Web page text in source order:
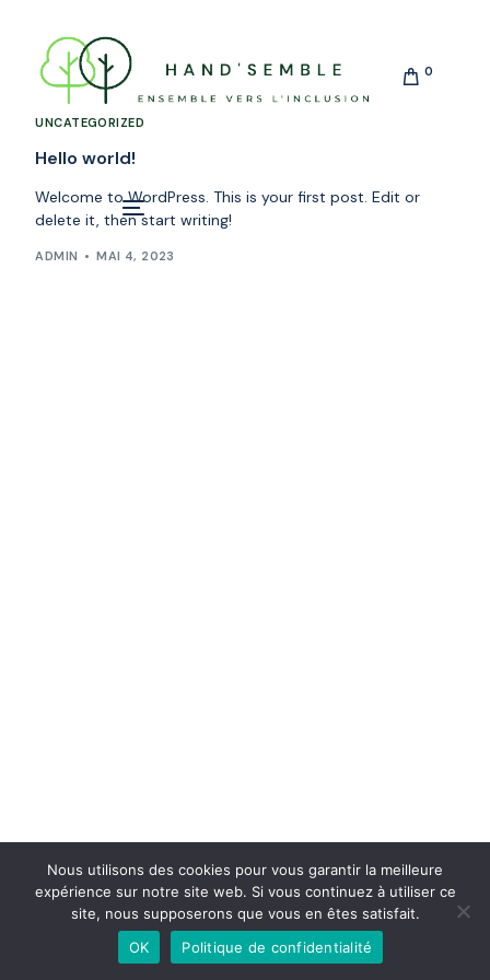
0
UNCATEGORIZED
Hello world!
Welcome to WordPress. This is your first post. Edit or
delete it, then start writing!
ADMIN MAI 4, 2023
Nous utilisons des cookies pour vous garantir la meilleure
expérience sur notre site web. Si vous continuez à utiliser ce
site, nous supposerons que vous en êtes satisfait.
OK
Politique de confidentialité
Contactez-nous